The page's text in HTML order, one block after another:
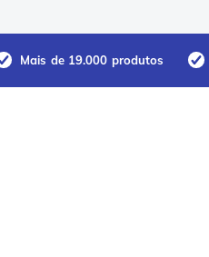
Mais de 19.000 produtos